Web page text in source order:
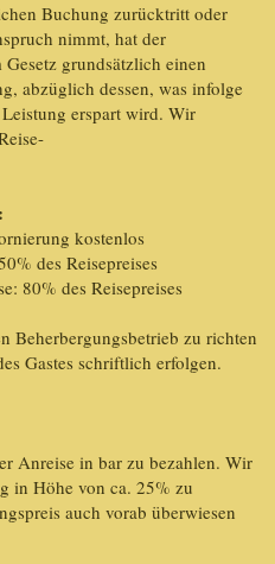
Buchung zurücktritt oder
nimmt, hat der
grundsätzlich einen
abzüglich dessen, was infolge
erspart wird. Wir
kostenlos
des Reisepreises
80% des Reisepreises
Beherbergungsbetrieb zu richten
Gastes schriftlich erfolgen.
Anreise in bar zu bezahlen. Wir
in Höhe von ca. 25% zu
auch vorab überwiesen